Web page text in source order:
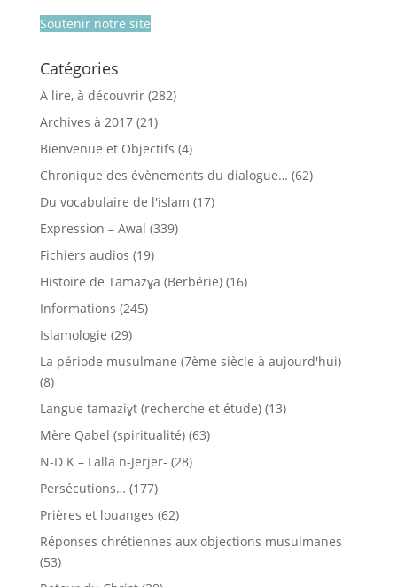
Soutenir notre site
Catégories
À lire, à découvrir(282)
Archives à 2017(21)
Bienvenue et Objectifs (4)
Chronique des évènements du dialogue… (62)
Du vocabulaire de l'islam (17)
Expression – Awal (339)
Fichiers audios (19)
Histoire de Tamazɣa (Berbérie)(16)
Informations (245)
Islamologie (29)
La période musulmane (7ème siècle à aujourd'hui)
(8)
Langue tamaziɣt (recherche et étude)(13)
Mère Qabel (spiritualité)(63)
N-D K – Lalla n-Jerjer- (28)
Persécutions… (177)
Prières et louanges (62)
Réponses chrétiennes aux objections musulmanes
(53)